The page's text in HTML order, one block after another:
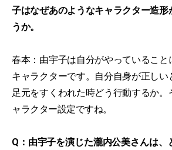
子はなぜあのようなキャラクター造形
うか。
春本：由宇子は自分がやっていること
キャラクターです。自分自身が正しい
足元をすくわれた時どう行動するか。
ャラクター設定ですね。
Q：由宇子を演じた瀧内公美さんは、